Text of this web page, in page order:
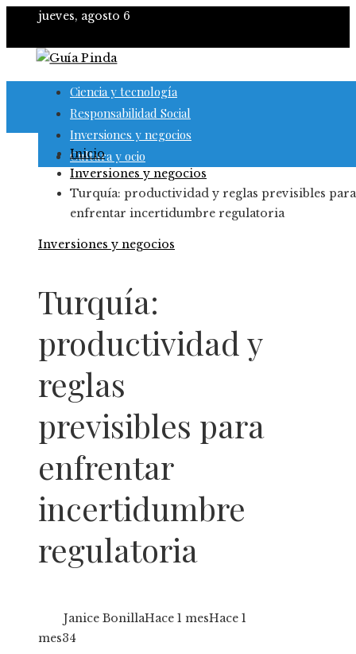
jueves, agosto 6
Ciencia y tecnología
Responsabilidad Social
Inversiones y negocios
Cultura y ocio
Inicio
Inversiones y negocios
Turquía: productividad y reglas previsibles para
enfrentar incertidumbre regulatoria
Inversiones y negocios
Turquía:
productividad y
reglas
previsibles para
enfrentar
incertidumbre
regulatoria
Janice BonillaHace 1 mesHace 1
mes34